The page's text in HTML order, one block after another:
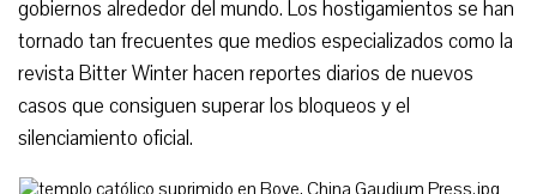
gobiernos alrededor del mundo. Los hostigamientos se han
tornado tan frecuentes que medios especializados como la
revista Bitter Winter hacen reportes diarios de nuevos
casos que consiguen superar los bloqueos y el
silenciamiento oficial.